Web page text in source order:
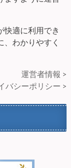
快適に利用でき
わかりやすく
運営者情報 >
バシーポリシー >